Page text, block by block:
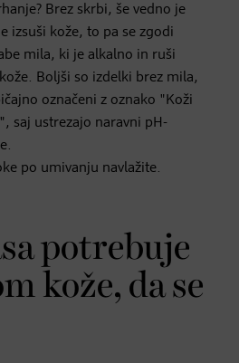
Brez skrbi, še vedno je
izsuši kože, to pa se zgodi
mila, ki je alkalno in ruši
Boljši so izdelki brez mila,
označeni z oznako "Koži
saj ustrezajo naravni pH-
po umivanju navlažite.
potrebuje
kože, da se